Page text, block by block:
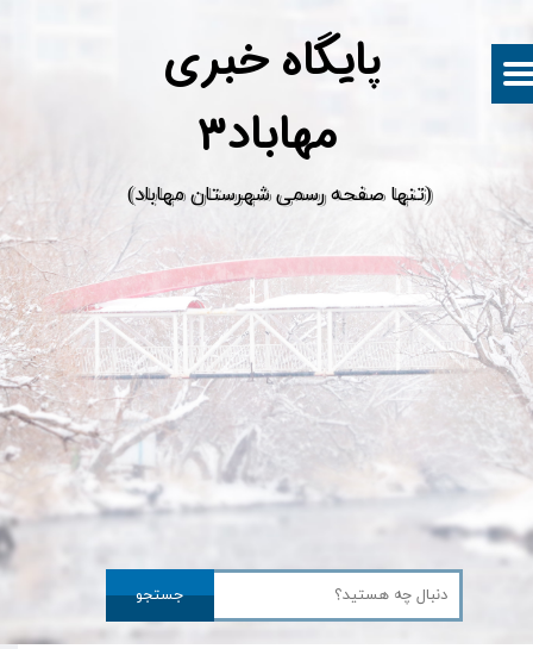
پایگاه خبری
​(تنها صفحه رسمی شهرستان مهاباد)
جستجو